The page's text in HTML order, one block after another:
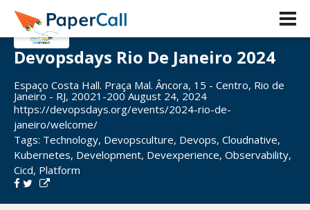
Devopsdays Rio De Janeiro 2024
Espaço Costa Hall. Praça Mal. Âncora, 15 - Centro, Rio de
Janeiro - RJ, 20021-200 August 24, 2024
https://devopsdays.org/events/2024-rio-de-
janeiro/welcome/
Tags: Technology, Devopsculture, Devops, Cloudnative,
Kubernetes, Development, Devexperience, Observability,
Cicd, Platform